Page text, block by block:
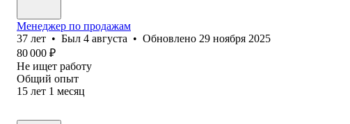
Менеджер по продажам
37 лет • Был 4 августа • Обновлено 29 ноября 2025
80 000 ₽
Не ищет работу
Общий опыт
15 лет 1 месяц